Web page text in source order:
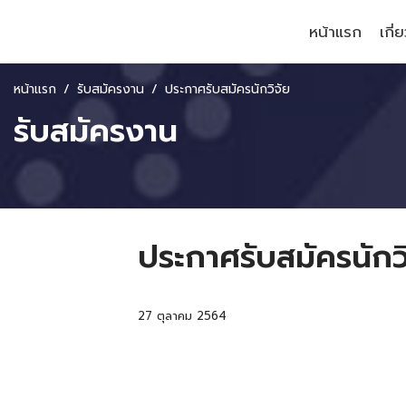
หน้าแรก เกี่
หน้าแรก รับสมัครงาน ประกาศรับสมัครนักวิจัย
รับสมัครงาน
ประกาศรับสมัครนัก
27 ตุลาคม 2564